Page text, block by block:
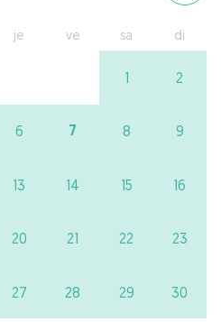
je ve sa di
1 2
6 7 8 9
13 14 15 16
20 21 22 23
27 28 29 30